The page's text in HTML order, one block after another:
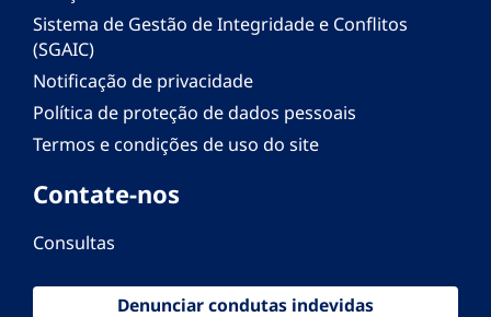
Sistema de Gestão de Integridade e Conflitos
(SGAIC)
Notificação de privacidade
Política de proteção de dados pessoais
Termos e condições de uso do site
Contate-nos
Consultas
Denunciar condutas indevidas